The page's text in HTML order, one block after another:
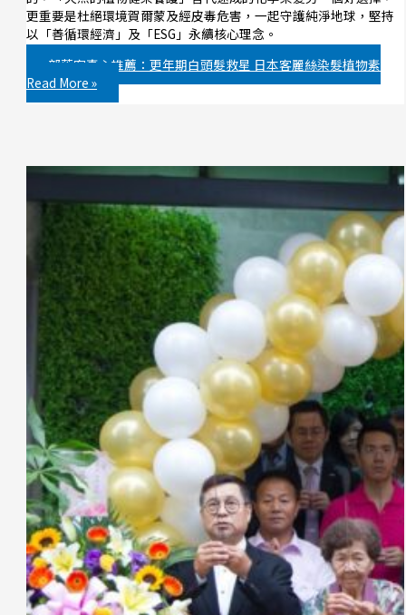
更重要是杜絕環境賀爾蒙及經皮毒危害，一起守護純淨地球，堅持
以「善循環經濟」及「ESG」永續核心理念。
部落客真心推薦：更年期白頭髮救星 日本客麗絲染髮植物素
Read More »